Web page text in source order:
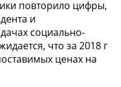
повторило цифры,
и
социально-
что за 2018 г
ценах на